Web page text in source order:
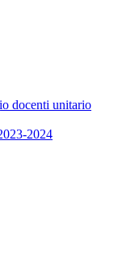
docenti unitario
2024